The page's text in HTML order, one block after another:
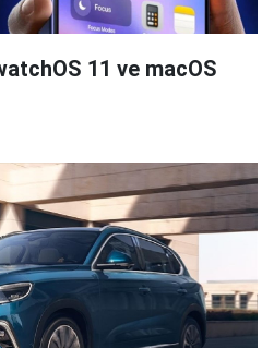
11 ve macOS